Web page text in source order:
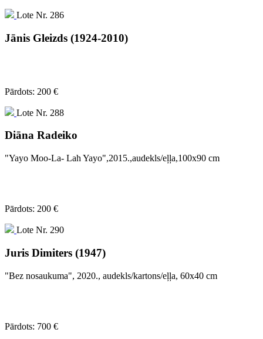
Lote Nr. 286
Jānis Gleizds (1924-2010)
Pārdots: 200 €
Lote Nr. 288
Diāna Radeiko
"Yayo Moo-La- Lah Yayo",2015.,audekls/eļļa,100x90 cm
Pārdots: 200 €
Lote Nr. 290
Juris Dimiters (1947)
"Bez nosaukuma", 2020., audekls/kartons/eļļa, 60x40 cm
Pārdots: 700 €